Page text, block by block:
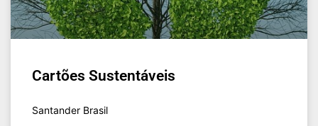
Cartões Sustentáveis
Santander Brasil